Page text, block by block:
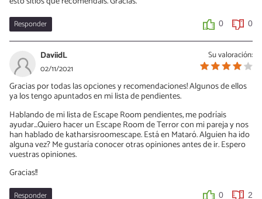
Responder 0 0
Su valoración:
DaviidL
02/11/2021
Gracias por todas las opciones y recomendaciones! Algunos de ellos
ya los tengo apuntados en mi lista de pendientes.
Hablando de mi lista de Escape Room pendientes, me podríais
ayudar...Quiero hacer un Escape Room de Terror con mi pareja y nos
han hablado de katharsisroomescape. Está en Mataró. Alguien ha ido
alguna vez? Me gustaría conocer otras opiniones antes de ir. Espero
vuestras opiniones.
Gracias!!
Responder 0 2